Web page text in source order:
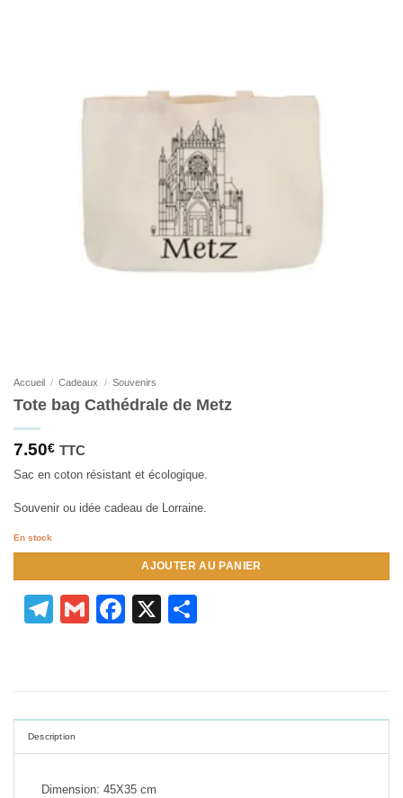
Accueil / Cadeaux / Souvenirs
Tote bag Cathédrale de Metz
7.50€ TTC
Sac en coton résistant et écologique.
Souvenir ou idée cadeau de Lorraine.
En stock
AJOUTER AU PANIER
Telegram
GmailFacebook
X
Description
Dimension: 45X35 cm